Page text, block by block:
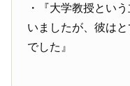
・『大学教授とい
いましたが、彼は
でした』